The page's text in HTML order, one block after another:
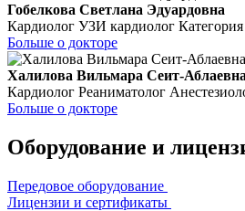
Гобелкова Светлана Эдуардовна
Кардиолог УЗИ кардиолог
Больше о докторе
Халилова Вильмара Сеит-Аблаевна
Кардиолог Реаниматолог
Больше о докторе
Оборудование и
Передовое оборудование
Лицензии и сертификаты